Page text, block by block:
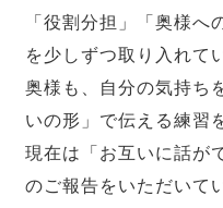
「役割分担」「奥様へ
を少しずつ取り入れて
奥様も、自分の気持ち
いの形」で伝える練習
現在は「お互いに話が
のご報告をいただいて